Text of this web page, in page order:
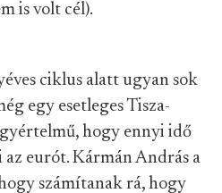
is volt cél).
ciklus alatt ugyan sok
egy esetleges Tisza-
hogy ennyi idő
eurót. Kármán András a
számítanak rá, hogy